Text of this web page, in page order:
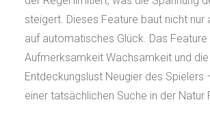
steigert. Dieses Feature baut nicht nur
auf automatisches Glück. Das
Aufmerksamkeit Wachsamkeit und die
Entdeckungslust Neugier des Spielers
einer tatsächlichen Suche in der Natur